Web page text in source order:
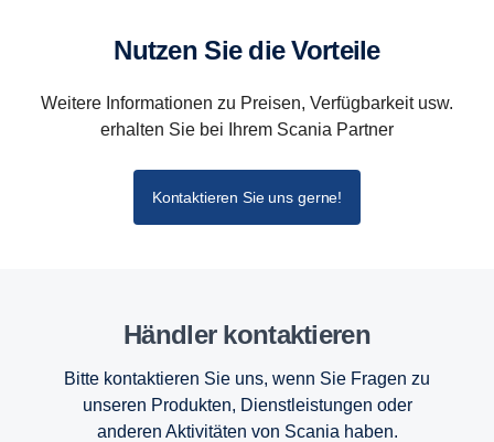
Nutzen Sie die Vorteile
Weitere Informationen zu Preisen, Verfügbarkeit usw.
erhalten Sie bei Ihrem Scania Partner
Kontaktieren Sie uns gerne!
Händler kontak­tieren
Bitte kontaktieren Sie uns, wenn Sie Fragen zu
unseren Produkten, Dienstleistungen oder
anderen Aktivitäten von Scania haben.